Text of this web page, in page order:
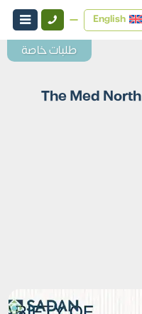
English
قرية ذا ميد الساحل الشمالي The Med North
طلبات خاصة